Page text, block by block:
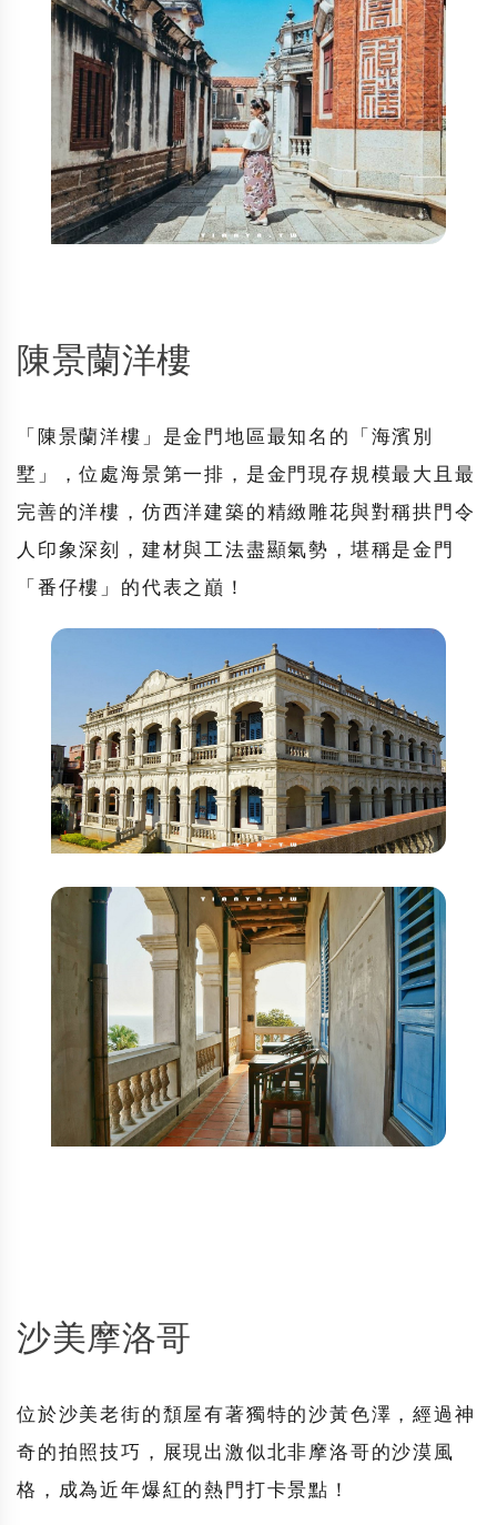
陳景蘭洋樓
「 陳景蘭洋樓 」是金門地區最知名的「海濱別
墅」，位處海景第一排，是金門現存規模最大且最
完善的洋樓，仿西洋建築的精緻雕花與對稱拱門令
人印象深刻，建材與工法盡顯氣勢，堪稱是金門
「番仔樓」的代表之巔！
沙美摩洛哥
位於沙美老街的頹屋有著獨特的沙黃色澤，經過神
奇的拍照技巧，展現出激似北非摩洛哥的沙漠風
格，成為近年爆紅的熱門打卡景點！